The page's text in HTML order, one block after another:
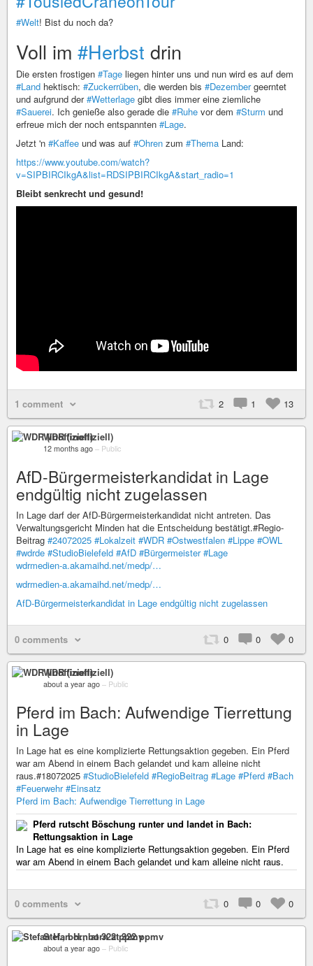
#Welt! Bist du noch da?
Voll im #Herbst drin
Die ersten frostigen #Tage liegen hinter uns und nun wird es auf dem
#Land hektisch: #Zuckerrüben, die werden bis #Dezembergeerntet
und aufgrund der#Wetterlage gibt dies immer eine ziemliche
#Sauerei. Ich genieße also gerade die #Ruhe vor dem #Sturm und
erfreue mich der noch entspannten #Lage.
Jetzt 'n #Kaffee und was auf #Ohren zum #Thema Land:
https://www.youtube.com/watch?
v=SIPBIRCIkgA&list=RDSIPBIRCIkgA&start_radio=1
Bleibt senkrecht und gesund!
1 comment 2 1 13
WDR (inoffiziell)
12 months ago – Public
AfD-Bürgermeisterkandidat in Lage
endgültig nicht zugelassen
In Lage darf der AfD-Bürgermeisterkandidat nicht antreten. Das
Verwaltungsgericht Minden hat die Entscheidung bestätigt.#Regio-
Beitrag #24072025 #Lokalzeit #WDR #Ostwestfalen #Lippe #OWL
#wdrde #StudioBielefeld #AfD #Bürgermeister #Lage
wdrmedien-a.akamaihd.net/medp/…
wdrmedien-a.akamaihd.net/medp/…
AfD-Bürgermeisterkandidat in Lage endgültig nicht zugelassen
0 comments 0 0 0
WDR (inoffiziell)
about a year ago – Public
Pferd im Bach: Aufwendige Tierrettung
in Lage
In Lage hat es eine komplizierte Rettungsaktion gegeben. Ein Pferd
war am Abend in einem Bach gelandet und kam alleine nicht
raus.#18072025 #StudioBielefeld #RegioBeitrag #Lage #Pferd #Bach
#Feuerwehr #Einsatz
Pferd im Bach: Aufwendige Tierrettung in Lage
Pferd rutscht Böschung runter und landet in Bach:
Rettungsaktion in Lage
In Lage hat es eine komplizierte Rettungsaktion gegeben. Ein Pferd
war am Abend in einem Bach gelandet und kam alleine nicht raus.
0 comments 0 0 0
Stefan H., born at 322 ppmv
about a year ago – Public